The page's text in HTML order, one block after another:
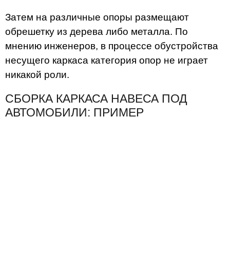
Затем на различные опоры размещают
обрешетку из дерева либо металла. По
мнению инженеров, в процессе обустройства
несущего каркаса категория опор не играет
никакой роли.
СБОРКА КАРКАСА НАВЕСА ПОД
АВТОМОБИЛИ: ПРИМЕР